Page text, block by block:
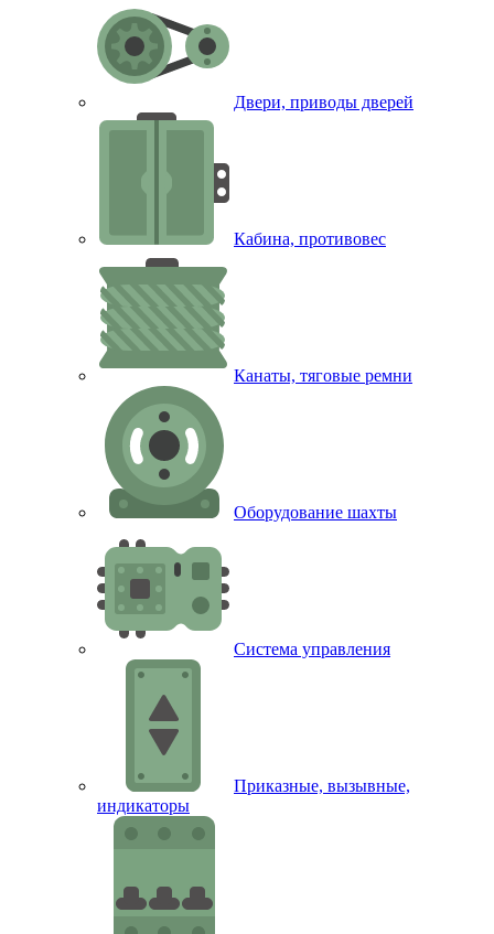
Двери, приводы дверей
Кабина, противовес
Канаты, тяговые ремни
Оборудование шахты
Система управления
Приказные, вызывные,
индикаторы